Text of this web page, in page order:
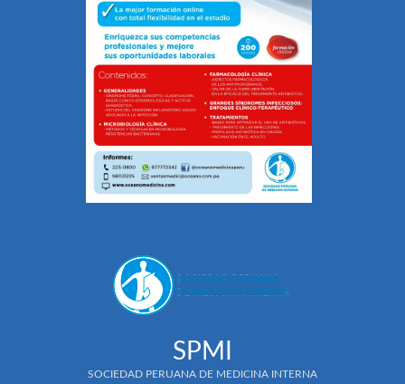
SPMI
SOCIEDAD PERUANA DE MEDICINA INTERNA